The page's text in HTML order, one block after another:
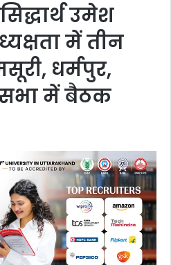
उमेश
में तीन
धर्मपुर,
में बैठक